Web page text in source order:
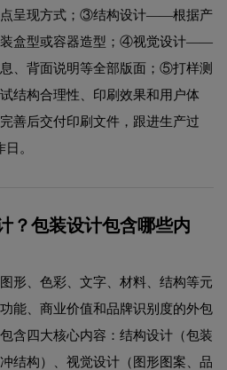
点呈现方式；③结构设计——根据产
装盒型或容器造型；④视觉设计——
、背面说明等全部版面；⑤打样测
结构合理性、印刷效果和用户体
后交付印刷文件，跟进生产过
。
？包装设计包含哪些内
形、色彩、文字、材料、结构等元
能、商业价值和品牌识别度的外包
含四大核心内容：结构设计（包装
结构）、视觉设计（图形图案、品